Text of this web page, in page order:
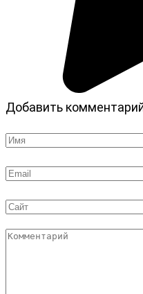
Добавить
Имя
Email
Сайт
Комментарий